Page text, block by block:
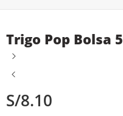
Trigo Pop Bolsa
S/8.10